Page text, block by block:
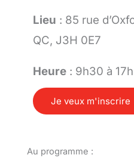
Lieu : 85 rue
QC, J3H 0E7
Heure: 9h30 à 17h
Je veux m'inscrire
Au programme :